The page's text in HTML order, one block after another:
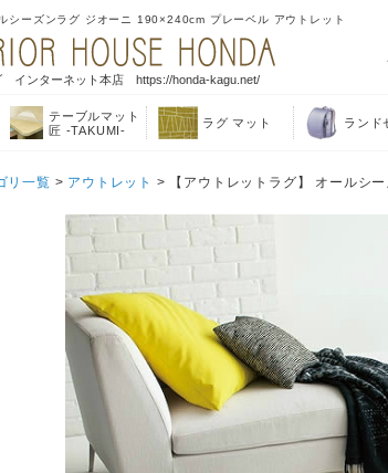
シーズンラグ ジオーニ 190×240cm プレーベル アウトレット
インターネット本店 https://honda-kagu.net/
テーブルマット
匠 -TAKUMI-
ラグ マット ランド
リ一覧 > アウトレット > 【アウトレットラグ】 オールシ